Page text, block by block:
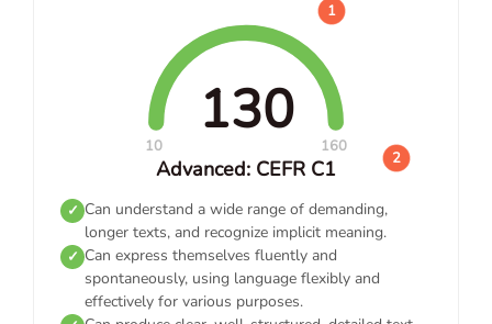
1
130
10 160
2
Advanced: CEFR C1
✓ Can understand a wide range of demanding,
longer texts, and recognize implicit meaning.
✓ Can express themselves fluently and
spontaneously, using language flexibly and
effectively for various purposes.